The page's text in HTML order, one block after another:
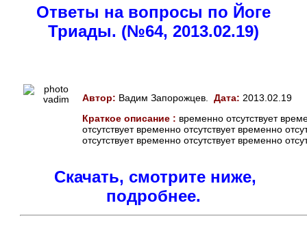
Ответы на вопросы по Йоге
Триады. (№64, 2013.02.19)
Автор: Вадим Запорожцев.Дата: 2013.02.19
Краткое описание : временно отсутствует
отсутствует временно отсутствует временно
отсутствует временно отсутствует временно
Скачать, смотрите ниже,
подробнее.